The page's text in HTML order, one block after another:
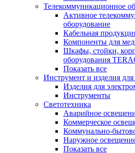
Телекоммуникационное
Активное
оборудование
Кабельная
Компоненты для
Шкафы, стойки,
оборудования
Показать все
Инструмент и изделия
Изделия для
Инструменты
Светотехника
Аварийное
Коммерческое
Коммунально-
Наружное
Показать все